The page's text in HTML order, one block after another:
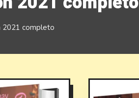
2021 completo